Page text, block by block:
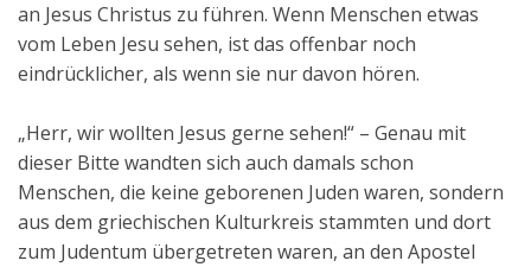
English
an Jesus Christus zu führen. Wenn Menschen etwas
vom Leben Jesu sehen, ist das offenbar noch
eindrücklicher, als wenn sie nur davon hören.
„Herr, wir wollten Jesus gerne sehen!“ – Genau mit
dieser Bitte wandten sich auch damals schon
Menschen, die keine geborenen Juden waren, sondern
aus dem griechischen Kulturkreis stammten und dort
zum Judentum übergetreten waren, an den Apostel